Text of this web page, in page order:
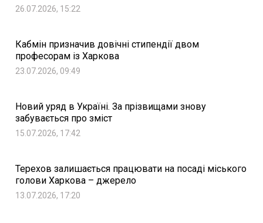
26.07.2026, 15:22
Кабмін призначив довічні стипендії двом
професорам із Харкова
23.07.2026, 09:49
Новий уряд в Україні. За прізвищами знову
забувається про зміст
15.07.2026, 17:42
Терехов залишається працювати на посаді міського
голови Харкова – джерело
13.07.2026, 17:20